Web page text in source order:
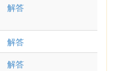
解答
解答
解答